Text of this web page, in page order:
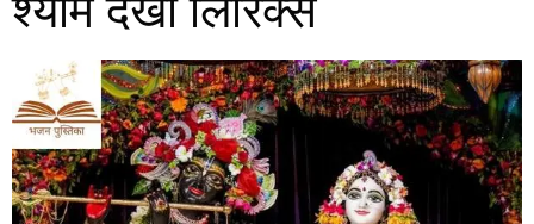
श्याम देखा लिरिक्स